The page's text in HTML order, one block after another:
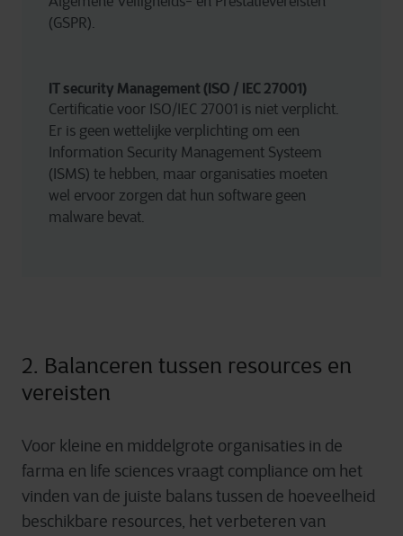
(GSPR).
IT security Management (ISO / IEC 27001)
Certificatie voor ISO/IEC 27001 is niet verplicht.
Er is geen wettelijke verplichting om een
Information Security Management Systeem
(ISMS) te hebben, maar organisaties moeten
wel ervoor zorgen dat hun software geen
malware bevat.
2. Balanceren tussen resources en
vereisten
Voor kleine en middelgrote organisaties in de
farma en life sciences vraagt compliance om het
vinden van de juiste balans tussen de hoeveelheid
beschikbare resources, het verbeteren van